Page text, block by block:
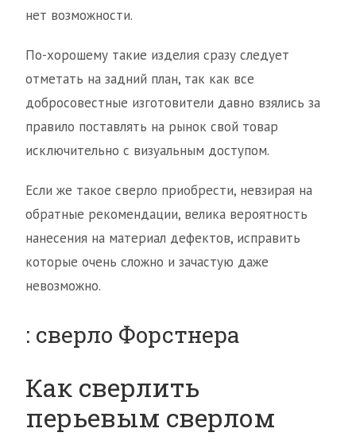
нет возможности.
По-хорошему такие изделия сразу следует
отметать на задний план, так как все
добросовестные изготовители давно взялись за
правило поставлять на рынок свой товар
исключительно с визуальным доступом.
Если же такое сверло приобрести, невзирая на
обратные рекомендации, велика вероятность
нанесения на материал дефектов, исправить
которые очень сложно и зачастую даже
невозможно.
: сверло Форстнера
Как сверлить
перьевым сверлом